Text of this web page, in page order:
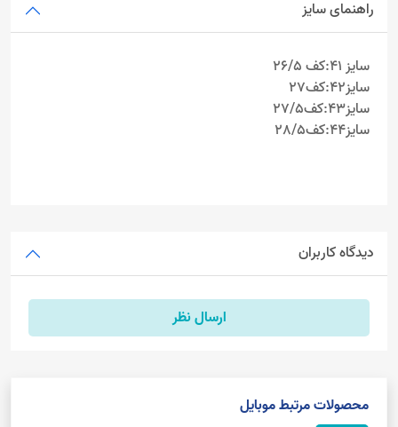
راهنمای سایز
سایز ۴۱:کف 26/5
سایز۴۲:کف27
سایز۴۳:کف27/5
سایز۴۴:کف28/5
دیدگاه کاربران
ارسال نظر
محصولات مرتبط موبایل